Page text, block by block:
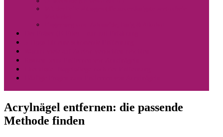
Acrylnägel entfernen: die passende
Methode finden